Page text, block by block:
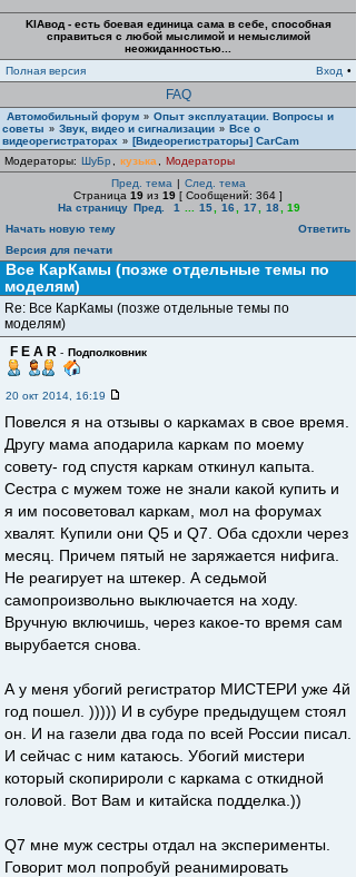
KIAвод - есть боевая единица сама в себе, способная
справиться с любой мыслимой и немыслимой
неожиданностью...
Полная версия
Вход •
FAQ
Автомобильный форум » Опыт эксплуатации. Вопросы и
советы » Звук, видео и сигнализации » Все о
видеорегистраторах » [Видеорегистраторы] CarCam
Модераторы: ШуБр кузька
Модераторы
Пред. тема | След. тема
Страница 19 из 19 [ Сообщений: 364 ]
На страницу Пред. 1 15 16 17 18
19
Начать новую тему
Ответить
Версия для печати
Все КарКамы (позже отдельные темы по
моделям)
Re: Все КарКамы (позже отдельные темы по
моделям)
F E A R - Подполковник
20 окт 2014, 16:19
Повелся я на отзывы о каркамах в свое время.
Другу мама аподарила каркам по моему
совету- год спустя каркам откинул капыта.
Сестра с мужем тоже не знали какой купить и
я им посоветовал каркам, мол на форумах
хвалят. Купили они Q5 и Q7. Оба сдохли через
месяц. Причем пятый не заряжается нифига.
Не реагирует на штекер. А седьмой
самопроизвольно выключается на ходу.
Вручную включишь, через какое-то время сам
вырубается снова.
А у меня убогий регистратор МИСТЕРИ уже 4й
год пошел. ))))) И в субуре предыдущем стоял
он. И на газели два года по всей России писал.
И сейчас с ним катаюсь. Убогий мистери
который скопирироли с каркама с откидной
головой. Вот Вам и китайска подделка.))
Q7 мне муж сестры отдал на эксперименты.
Говорит мол попробуй реанимировать